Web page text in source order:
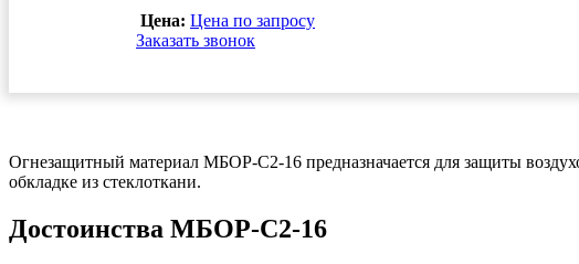
Цена: Цена по запросу
Заказать звонок
Огнезащитный материал МБОР-С2-16 предназначается для защиты
обкладке из стеклоткани.
Достоинства МБОР-С2-16